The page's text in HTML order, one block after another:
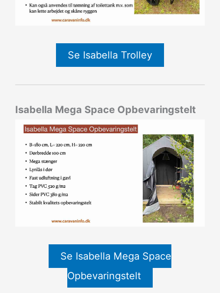
Se Isabella Trolley
Isabella Mega Space Opbevaringstelt
Se Isabella Mega Space
Opbevaringstelt